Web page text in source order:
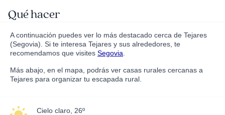
Qué hacer
A continuación puedes ver lo más destacado cerca de Tejares
(Segovia). Si te interesa Tejares y sus alrededores, te
recomendamos que visites Segovia
Más abajo, en el mapa, podrás ver casas rurales cercanas a
Tejares para organizar tu escapada rural.
cielo claro, 26º